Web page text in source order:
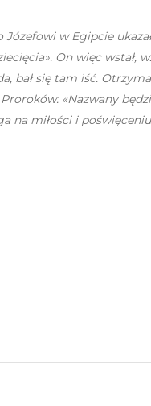
w Egipcie
On więc wstał,
bał się tam iść.
«Nazwany
na miłości i